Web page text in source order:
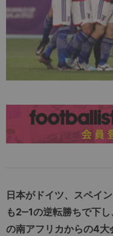
日本がドイツ、スペイ
も2‒1の逆転勝ちで下
の南アフリカからの4